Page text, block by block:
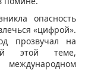
опасность
«цифрой».
прозвучал на
этой теме,